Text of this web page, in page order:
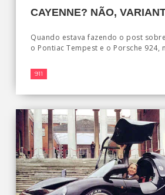
CAYENNE? NÃO,
Quando estava fazendo o post
o Pontiac Tempest e o Porsche 924,
911